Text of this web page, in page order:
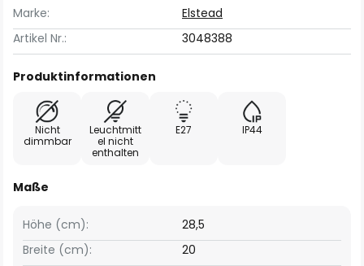
Marke:
Elstead
Artikel Nr.:
3048388
Produktinformationen
Nicht
dimmbar
Leuchtmitt
el nicht
enthalten
E27 IP44
Maße
Breite (cm): 20
Höhe (cm): 28,5